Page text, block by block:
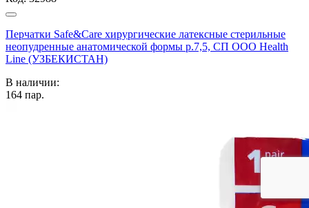
Перчатки Safe&Care хирургические латексные стерильные
неопудренные анатомической формы р.7,5, СП ООО Health
Line (УЗБЕКИСТАН)
В наличии:
164 пар.